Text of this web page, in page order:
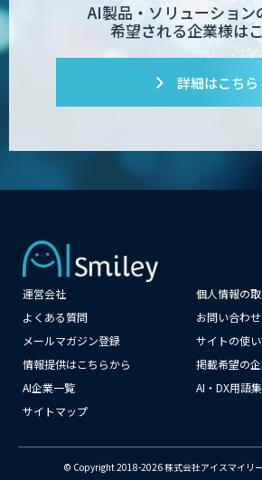
AI開発・伴走支援・
「ジンベイ AI技術
AI新規事業企画・開
JAPAN AI AGENT
AI製品・ソリューション
希望される企業様は
詳細はこちら
運営会社
個人情報の
よくある質問
お問い合わせ
メールマガジン登録
サイトの使
情報提供はこちらから
掲載希望の
AI企業一覧
AI・DX用語集
サイトマップ
© Copyright 2018-2026 株式会社アイスマイリ